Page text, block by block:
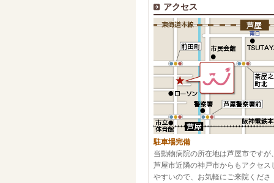
アクセス
駐車場完備
当動物病院の所在地は芦屋市ですが
芦屋市近隣の神戸市からもアクセス
やすいので、お気軽にご来院くださ